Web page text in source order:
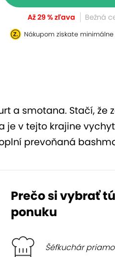
Až 29 % zľava Bežná
Nákupom získate minimálne
a smotana. Stačí, že
je v tejto krajine
prevoňaná
Prečo si vybrať
ponuku
Šéfkuchár